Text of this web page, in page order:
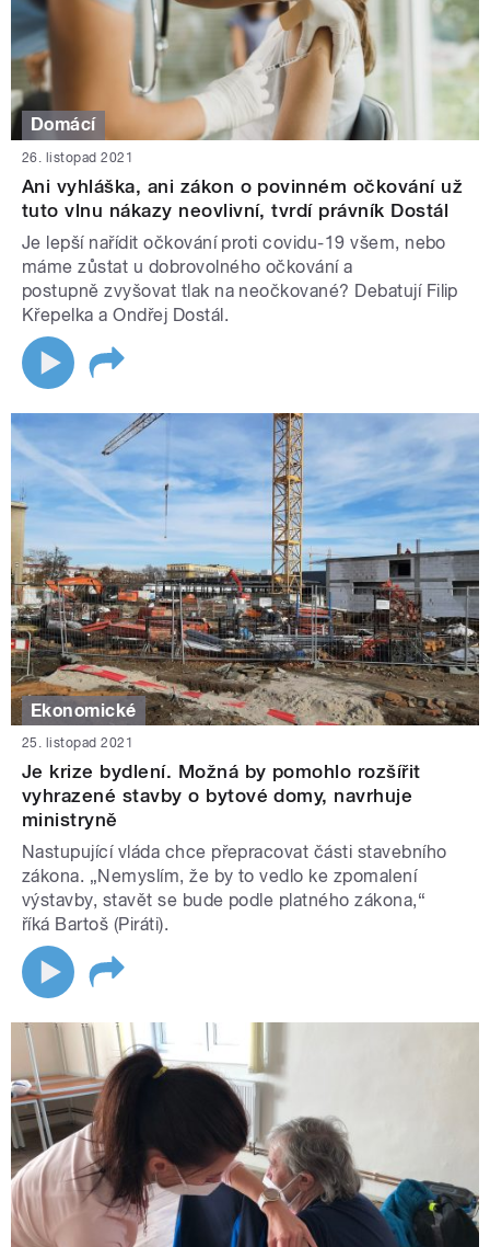
Domácí
26. listopad 2021
Ani vyhláška, ani zákon o povinném očkování už
tuto vlnu nákazy neovlivní, tvrdí právník Dostál
Je lepší nařídit očkování proti covidu-19 všem, nebo
máme zůstat u dobrovolného očkování a
postupně zvyšovat tlak na neočkované? Debatují Filip
Křepelka a Ondřej Dostál.
Ekonomické
25. listopad 2021
Je krize bydlení. Možná by pomohlo rozšířit
vyhrazené stavby o bytové domy, navrhuje
ministryně
Nastupující vláda chce přepracovat části stavebního
zákona. „Nemyslím, že by to vedlo ke zpomalení
výstavby, stavět se bude podle platného zákona,“
říká Bartoš (Piráti).